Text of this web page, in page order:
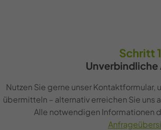
Schritt
Unverbindliche
Nutzen Sie gerne unser Kontaktformular,
übermitteln – alternativ erreichen Sie uns
Alle notwendigen Informationen